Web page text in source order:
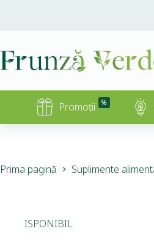
Promoții %
Prima pagină Suplimente
INDISPONIBIL